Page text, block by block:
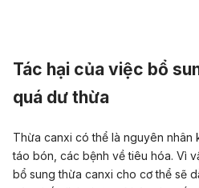
Tác hại của việc bổ
quá dư thừa
Thừa canxi có thể là nguyên nhân
táo bón, các bệnh về tiêu hóa. Vì
bổ sung thừa canxi cho cơ thể sẽ